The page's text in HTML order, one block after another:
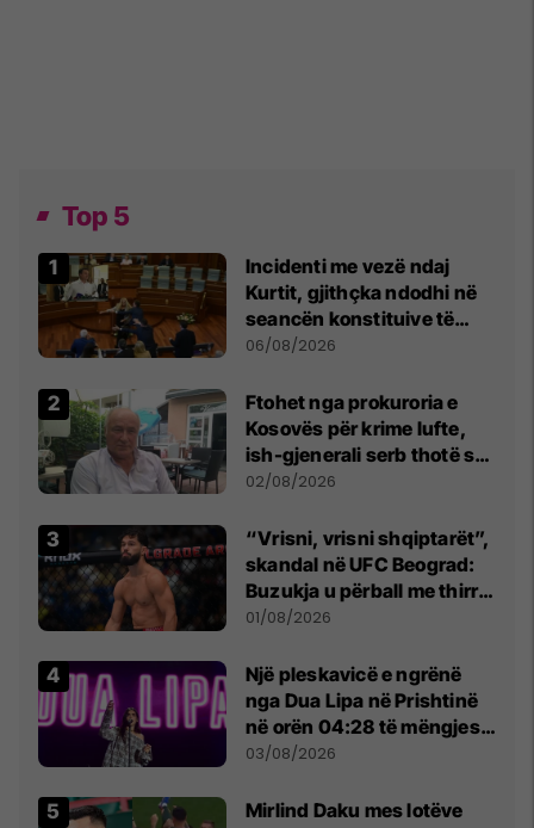
Top 5
Incidenti me vezë ndaj
Kurtit, gjithçka ndodhi në
seancën konstituive të
Kuvendit
06/08/2026
Ftohet nga prokuroria e
Kosovës për krime lufte,
ish-gjenerali serb thotë se
dikush e tradhtoi në
02/08/2026
“Vrisni, vrisni shqiptarët”,
skandal në UFC Beograd:
Buzukja u përball me thirrje
anti-shqiptare nga
01/08/2026
Një pleskavicë e ngrënë
nga Dua Lipa në Prishtinë
në orën 04:28 të mëngjesit
- dhe bota digjitale serbe
03/08/2026
Mirlind Daku mes lotëve